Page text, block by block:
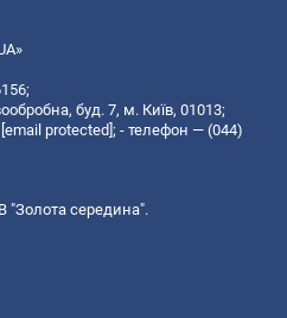
буд. 7, м. Київ, 01013;
[email protected]; - телефон — (044)
"Золота середина".